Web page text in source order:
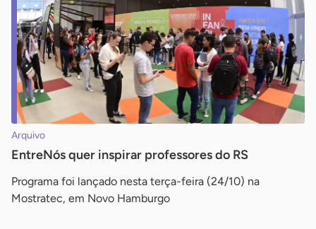
Arquivo
EntreNós quer inspirar professores do RS
Programa foi lançado nesta terça-feira (24/10) na
Mostratec, em Novo Hamburgo